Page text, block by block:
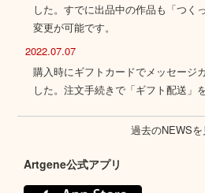
した。すでに出品中の作品も「つく
変更が可能です。
2022.07.07
購入時にギフトカードでメッセージ
した。注文手続きで「ギフト配送」
過去のNEWSを
Artgene公式アプリ